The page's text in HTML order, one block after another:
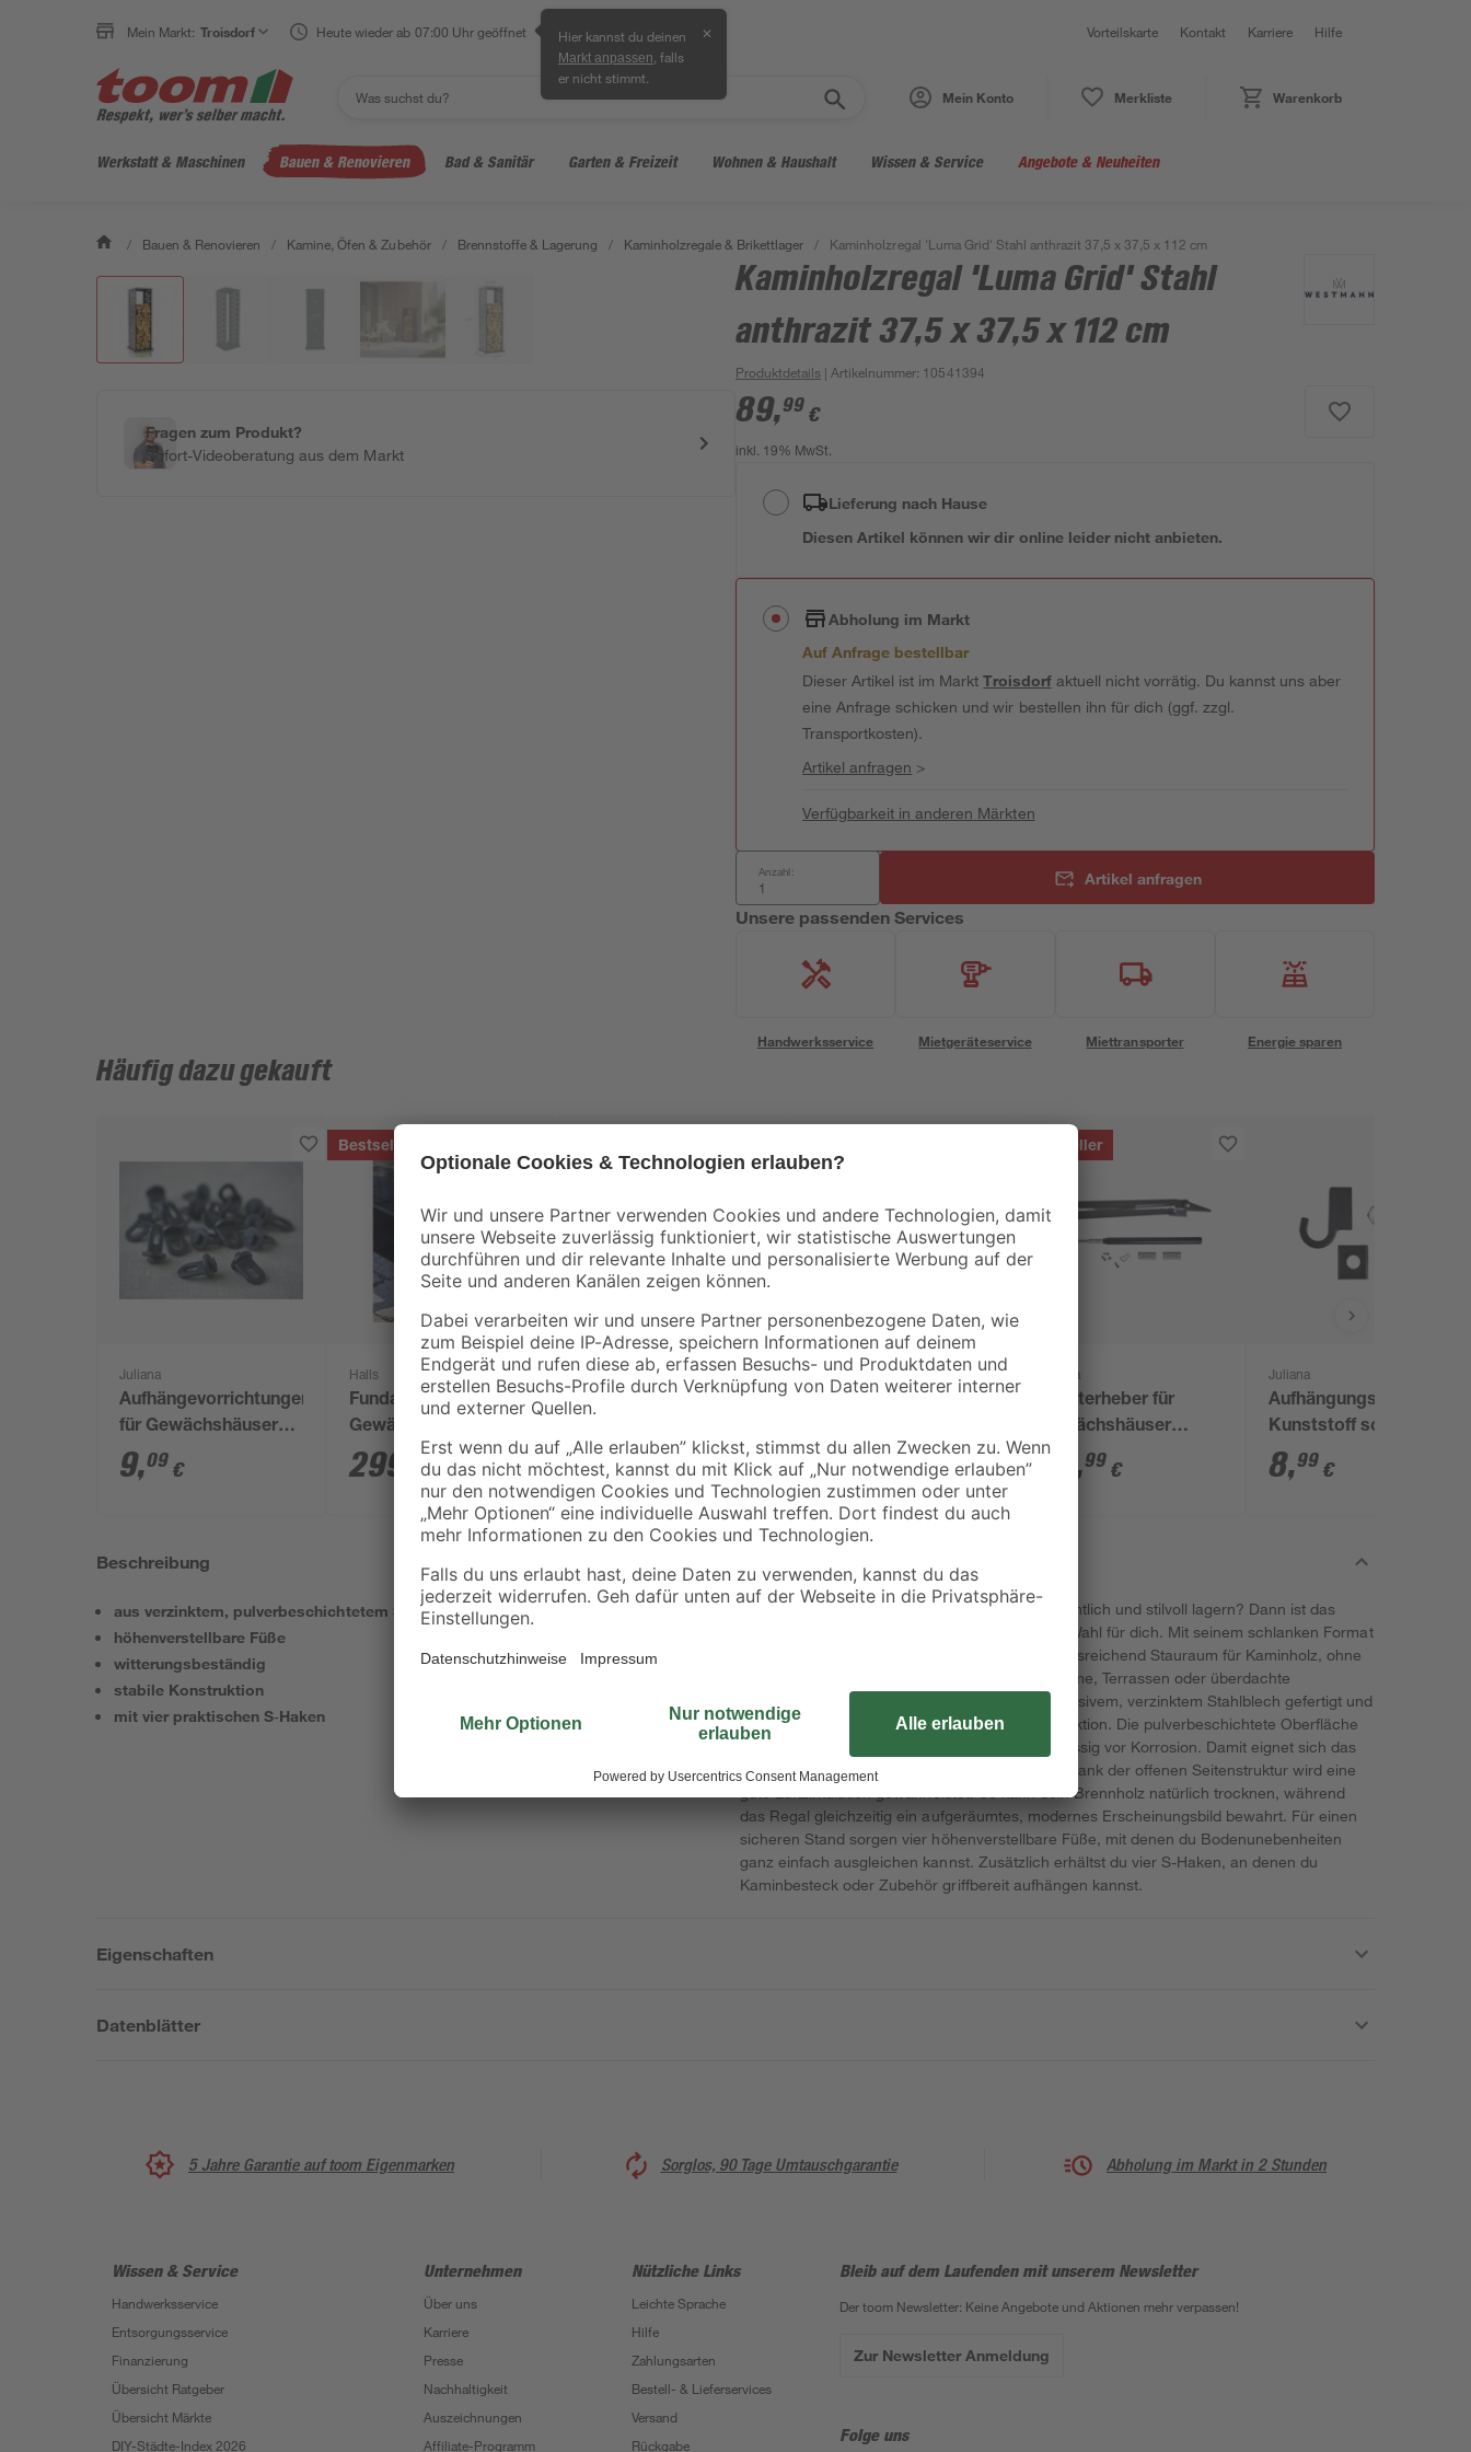
Mein Markt: Troisdorf Heute wieder ab 07:00 Uhr geöffnet Hier kannst du deinen
Markt anpassen , falls
er nicht stimmt.
✕ Vorteilskarte Kontakt Karriere Hilfe
Mein Konto Merkliste Warenkorb
Werkstatt & Maschinen Bauen & Renovieren Bad & Sanitär Garten & Freizeit Wohnen & Haushalt Wissen & Service Angebote & Neuheiten
/ Bauen & Renovieren / Kamine, Öfen & Zubehör / Brennstoffe & Lagerung / Kaminholzregale & Brikettlager / Kaminholzregal 'Luma Grid' Stahl anthrazit 37,5 x 37,5 x 112 cm
Fragen zum Produkt?
Sofort-Videoberatung aus dem Markt
Kaminholzregal 'Luma Grid' Stahl
anthrazit 37,5 x 37,5 x 112 cm
Produktdetails | Artikelnummer: 10541394
89,99 €
inkl. 19% MwSt.
Lieferung nach Hause
Diesen Artikel können wir dir online leider nicht anbieten.
Abholung im Markt
Auf Anfrage bestellbar
Dieser Artikel ist im MarktTroisdorfaktuell nicht vorrätig. Du kannst uns aber
eine Anfrage schicken und wir bestellen ihn für dich (ggf. zzgl.
Transportkosten).
Artikel anfragen >
Verfügbarkeit in anderen Märkten
Anzahl: Artikel anfragen
Unsere passenden Services
Handwerksservice Mietgeräteservice Miettransporter Energie sparen
Häufig dazu gekauft
Juliana
Aufhängevorrichtungen
für Gewächshäuser
schwarz 20 Stück
9,09 €
Bestseller
Halls
Fundamentrahmen für
Gewächshaus 'Qube
610' 6,4 m²
299 99 €
Halls
Gewächshaus 'Qube
312,6 cm mit 3 mm
Sicherheitsglas
1.199,00 €
Juliana
Gewächshäuser
39,99€
Bestseller
Juliana
Fensterheber für
Gewächshäuser
'Ventomax'
29 ,99 €
Juliana
Aufhängungshaken
Kunststoff schwarz 4
Stück
8,99 €
Beschreibung
aus verzinktem, pulverbeschichtetem Stahlblech
höhenverstellbare Füße
witterungsbeständig
stabile Konstruktion
mit vier praktischen S‑Haken
Du möchtest dein Brennholz platzsparend, ordentlich und stilvoll lagern? Dann ist das
Kaminholzregal 'Luma Grid' genau die richtige Wahl für dich. Mit seinem schlanken Format
und der durchdachten Gitterstruktur bietet es ausreichend Stauraum für Kaminholz, ohne
viel Standfläche zu beanspruchen, für Wohnräume, Terrassen oder überdachte
Außenbereiche. Das Kaminholzregal ist aus massivem, verzinktem Stahlblech gefertigt und
überzeugt durch eine besonders stabile Konstruktion. Die pulverbeschichtete Oberfläche
macht das Regal wetterfest und schützt zuverlässig vor Korrosion. Damit eignet sich das
'Luma Grid' für den Innen- und Außenbereich. Dank der offenen Seitenstruktur wird eine
gute Luftzirkulation gewährleistet. So kann dein Brennholz natürlich trocknen, während
das Regal gleichzeitig ein aufgeräumtes, modernes Erscheinungsbild bewahrt. Für einen
sicheren Stand sorgen vier höhenverstellbare Füße, mit denen du Bodenunebenheiten
ganz einfach ausgleichen kannst. Zusätzlich erhältst du vier S-Haken, an denen du
Kaminbesteck oder Zubehör griffbereit aufhängen kannst.
Eigenschaften
Datenblätter
5 Jahre Garantie auf toom Eigenmarken Sorglos, 90 Tage Umtauschgarantie Abholung im Markt in 2 Stunden
Wissen & Service
Handwerksservice
Entsorgungsservice
Finanzierung
Übersicht Ratgeber
Übersicht Märkte
DIY-Städte-Index 2026
Unternehmen
Über uns
Karriere
Presse
Nachhaltigkeit
Auszeichnungen
Affiliate-Programm
Nützliche Links
Leichte Sprache
Hilfe
Zahlungsarten
Bestell- & Lieferservices
Versand
Rückgabe
Bleib auf dem Laufenden mit unserem Newsletter
Der toom Newsletter: Keine Angebote und Aktionen mehr verpassen!
Zur Newsletter Anmeldung
Folge uns